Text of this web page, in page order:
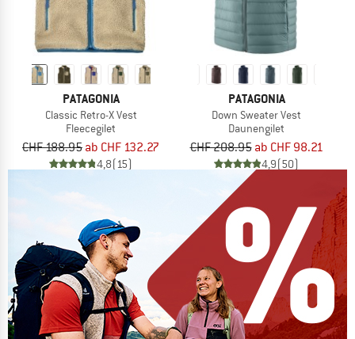
PATAGONIA
Classic Retro-X Vest
Fleecegilet
CHF 188.95 ab CHF 132.27
4,8(15)
PATAGONIA
Down Sweater Vest
Daunengilet
CHF 208.95 ab CHF 98.21
4,9(50)